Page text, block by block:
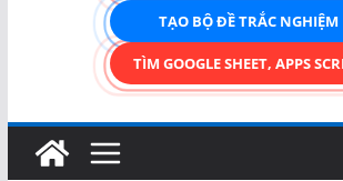
TẠO BỘ ĐỀ TRẮC NGHIỆM
TÌM GOOGLE SHEET, APPS